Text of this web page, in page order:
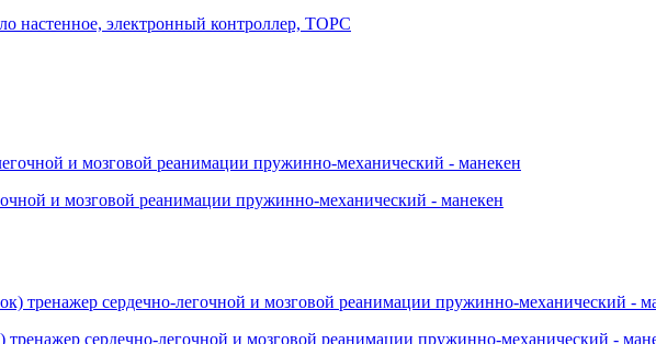
настенное, электронный контроллер, ТОРС
и мозговой реанимации пружинно-механический - манекен
сердечно-легочной и мозговой реанимации пружинно-механический -